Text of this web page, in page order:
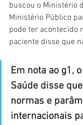
buscou o Ministério
Ministério Público
pode ter acontecido
paciente disse que
Em nota ao g1,
Saúde disse
normas e
internacionais